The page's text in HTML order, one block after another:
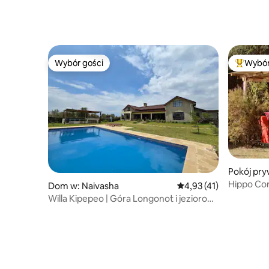
Wybór gości
Wybór gości
Dom w: Naivasha Średnia ocena: 4,93
4,93 (41)
Willa Kipepeo | Góra Longonot i jezioro
Pokój
Hippo